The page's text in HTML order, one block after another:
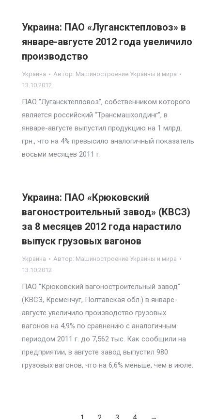
Украина: ПАО «Лугансктепловоз» в
январе-августе 2012 года увеличило
производство
Украина Автор: Машиностроение Украины и мира
13.10.2012
ПАО “Лугансктепловоз”, собственником которого
является российский “Трансмашхолдинг”, в
январе-августе выпустил продукцию на 1 млрд.
грн., что на 4% превысило аналогичный показатель
восьми месяцев 2011 г.
Украина: ПАО «Крюковский
вагоностроительный завод» (КВСЗ)
за 8 месяцев 2012 года нарастило
выпуск грузовых вагонов
Украина Автор: Машиностроение Украины и мира
13.10.2012
ПАО “Крюковский вагоностроительный завод”
(КВСЗ, Кременчуг, Полтавская обл.) в январе-
августе увеличило производство грузовых
вагонов на 4,9% по сравнению с аналогичным
периодом 2011 г. до 7,562 тыс. Как сообщили на
предприятии, в августе завод выпустил 980
грузовых вагонов, что на 6,6% меньше, чем в июле.